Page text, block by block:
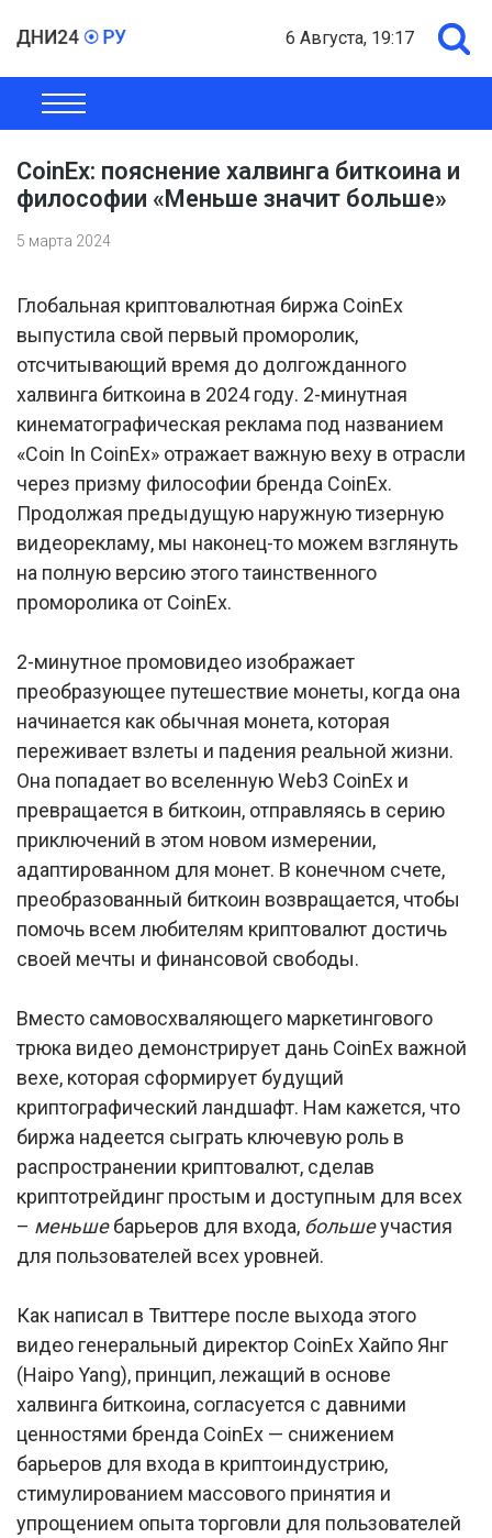
6 Августа, 19:17
ОБЩЕСТВО
CoinEx: пояснение халвинга биткоина и
философии «Меньше значит больше»
5 марта 2024
Глобальная криптовалютная биржа CoinEx
выпустила свой первый проморолик,
отсчитывающий время до долгожданного
халвинга биткоина в 2024 году. 2-минутная
кинематографическая реклама под названием
«Coin In CoinEx» отражает важную веху в отрасли
через призму философии бренда CoinEx.
Продолжая предыдущую наружную тизерную
видеорекламу, мы наконец-то можем взглянуть
на полную версию этого таинственного
проморолика от CoinEx.
2-минутное промовидео изображает
преобразующее путешествие монеты, когда она
начинается как обычная монета, которая
переживает взлеты и падения реальной жизни.
Она попадает во вселенную Web3 CoinEx и
превращается в биткоин, отправляясь в серию
приключений в этом новом измерении,
адаптированном для монет. В конечном счете,
преобразованный биткоин возвращается, чтобы
помочь всем любителям криптовалют достичь
своей мечты и финансовой свободы.
Вместо самовосхваляющего маркетингового
трюка видео демонстрирует дань CoinEx важной
вехе, которая сформирует будущий
криптографический ландшафт. Нам кажется, что
биржа надеется сыграть ключевую роль в
распространении криптовалют, сделав
криптотрейдинг простым и доступным для всех
– меньшебарьеров для входа, большеучастия
для пользователей всех уровней.
Как написал в Твиттере после выхода этого
видео генеральный директор CoinEx Хайпо Янг
(Haipo Yang), принцип, лежащий в основе
халвинга биткоина, согласуется с давними
ценностями бренда CoinEx — снижением
барьеров для входа в криптоиндустрию,
стимулированием массового принятия и
упрощением опыта торговли для пользователей